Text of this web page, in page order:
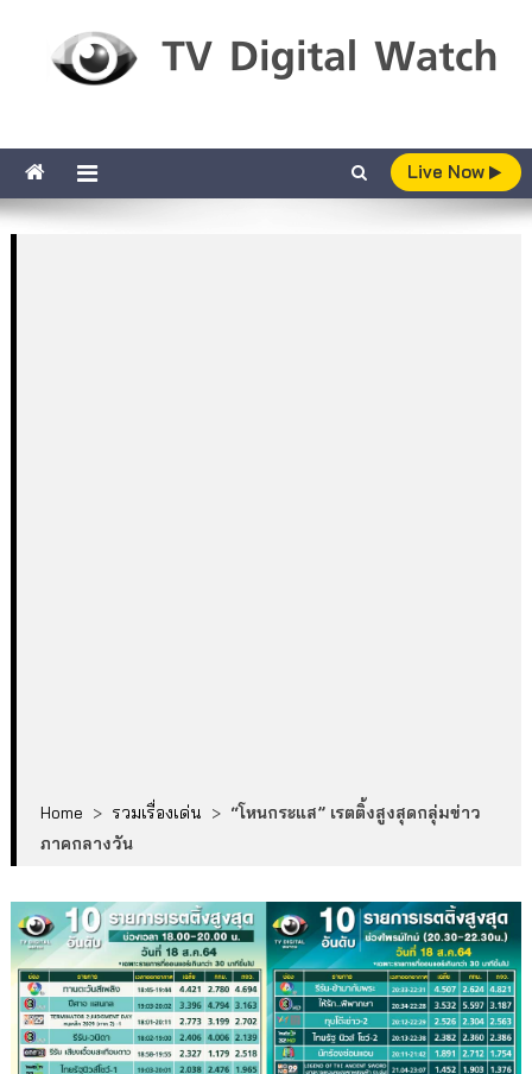
Live Now
Home > รวมเรื่องเด่น > “โหนกระแส” เรตติ้งสูงสุดกลุ่มข่าว
ภาคกลางวัน